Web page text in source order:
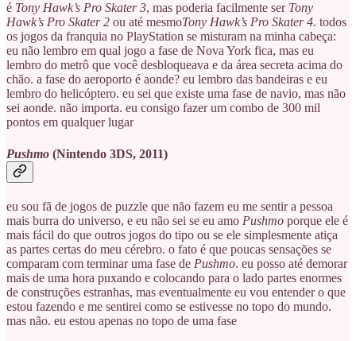
é Tony Hawk’s Pro Skater 3, mas poderia facilmente ser Tony
Hawk’s Pro Skater 2 ou até mesmoTony Hawk’s Pro Skater 4. todos
os jogos da franquia no PlayStation se misturam na minha cabeça:
eu não lembro em qual jogo a fase de Nova York fica, mas eu
lembro do metrô que você desbloqueava e da área secreta acima do
chão. a fase do aeroporto é aonde? eu lembro das bandeiras e eu
lembro do helicóptero. eu sei que existe uma fase de navio, mas não
sei aonde. não importa. eu consigo fazer um combo de 300 mil
pontos em qualquer lugar
Pushmo (Nintendo 3DS, 2011)
eu sou fã de jogos de puzzle que não fazem eu me sentir a pessoa
mais burra do universo, e eu não sei se eu amo Pushmo porque ele é
mais fácil do que outros jogos do tipo ou se ele simplesmente atiça
as partes certas do meu cérebro. o fato é que poucas sensações se
comparam com terminar uma fase de Pushmo. eu posso até demorar
mais de uma hora puxando e colocando para o lado partes enormes
de construções estranhas, mas eventualmente eu vou entender o que
estou fazendo e me sentirei como se estivesse no topo do mundo.
mas não. eu estou apenas no topo de uma fase